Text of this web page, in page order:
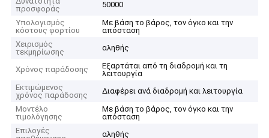
προσφοράς
50000
Υπολογισμός
κόστους φορτίου
Με βάση το βάρος, τον όγκο και την
απόσταση
Χειρισμός
τεκμηρίωσης
αληθής
Χρόνος παράδοσης
Εξαρτάται από τη διαδρομή και τη
λειτουργία
Εκτιμώμενος
χρόνος παράδοσης
Διαφέρει ανά διαδρομή και λειτουργία
Μοντέλο
τιμολόγησης
Με βάση το βάρος, τον όγκο και την
απόσταση
Επιλογές
αληθής